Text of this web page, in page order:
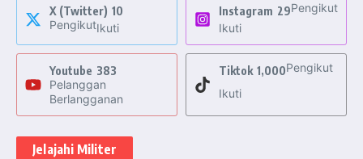
X (Twitter) 10
PengikutIkuti
Instagram 29Pengikut
Ikuti
Youtube 383
Pelanggan
Berlangganan
Tiktok 1,000Pengikut
Ikuti
Jelajahi Militer